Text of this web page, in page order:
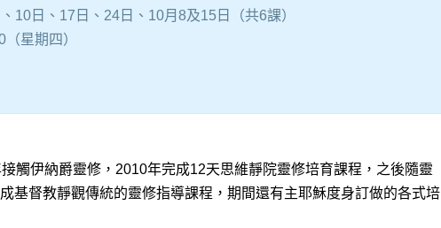
10日、17日、24日、10月8及15日（共6課）
星期四）
觸伊納爵靈修，2010年完成12天思維靜院靈修培育課程，之後隨靈
基督教靜觀傳統的靈修指導課程，期間還有主耶穌度身訂做的各式培